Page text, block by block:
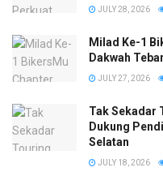
JULY 28, 2026
Milad Ke-1
Dakwah
JULY 27, 2026
Tak Sekadar
Dukung
Selatan
JULY 18, 2026